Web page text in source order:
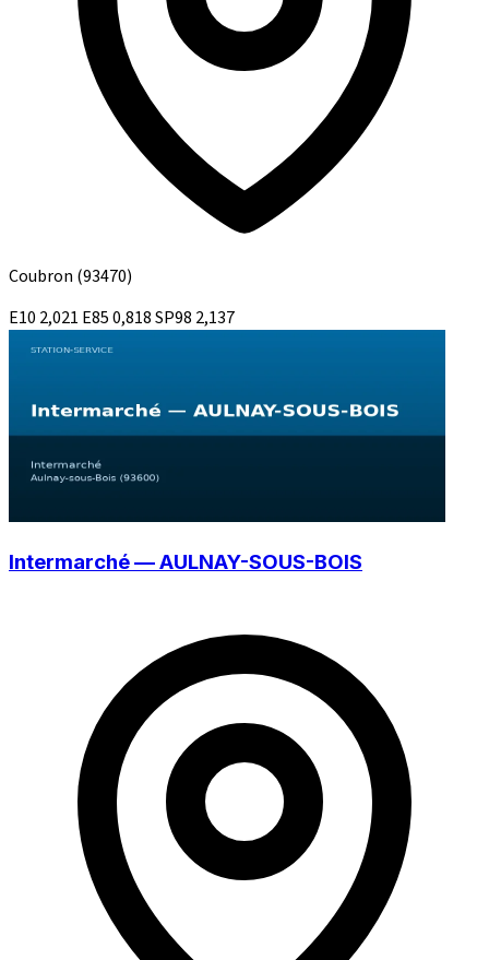
Coubron (93470)
E10 2,021 E850,818SP98 2,137
Intermarché — AULNAY-SOUS-BOIS